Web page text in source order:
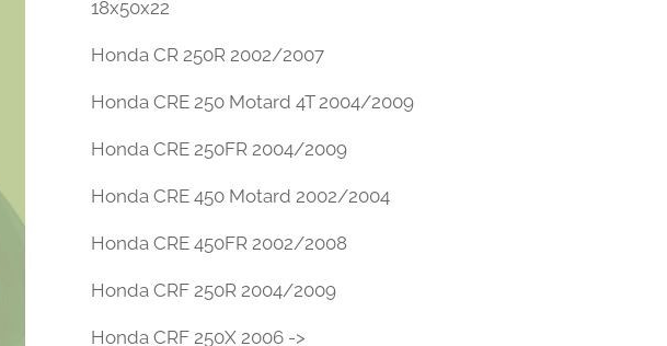
18x50x22
Honda CR 250R 2002/2007
Honda CRE 250 Motard 4T 2004/2009
Honda CRE 250FR 2004/2009
Honda CRE 450 Motard 2002/2004
Honda CRE 450FR 2002/2008
Honda CRF 250R 2004/2009
Honda CRF 250X 2006 ->